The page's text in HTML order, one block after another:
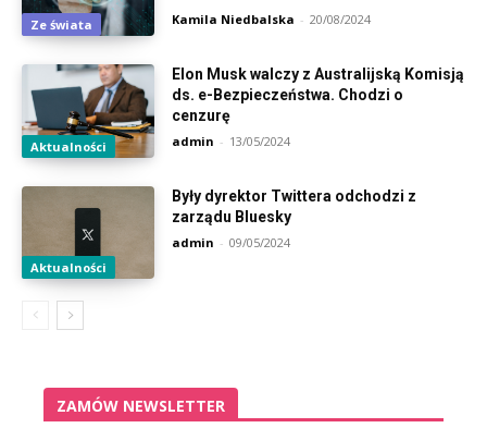
Ze świata Kamila Niedbalska - 20/08/2024
Aktualności
Elon Musk walczy z Australijską Komisją
ds. e-Bezpieczeństwa. Chodzi o
cenzurę
admin - 13/05/2024
Aktualności
Były dyrektor Twittera odchodzi z
zarządu Bluesky
admin - 09/05/2024
ZAMÓW NEWSLETTER